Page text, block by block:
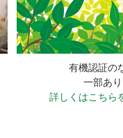
有機認証の
一部あり
詳しくはこちら